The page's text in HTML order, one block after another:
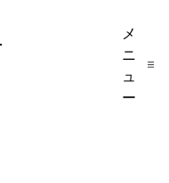
メ
ニ
ュ
ー